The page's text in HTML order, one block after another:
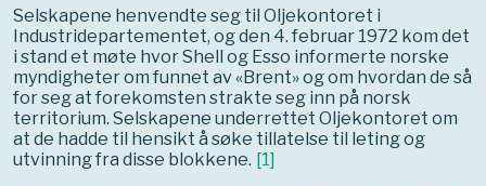
Selskapene henvendte seg til Oljekontoret i
Industridepartementet, og den 4. februar 1972 kom det
i stand et møte hvor Shell og Esso informerte norske
myndigheter om funnet av «Brent» og om hvordan de så
for seg at forekomsten strakte seg inn på norsk
territorium. Selskapene underrettet Oljekontoret om
at de hadde til hensikt å søke tillatelse til leting og
utvinning fra disse blokkene. [1]